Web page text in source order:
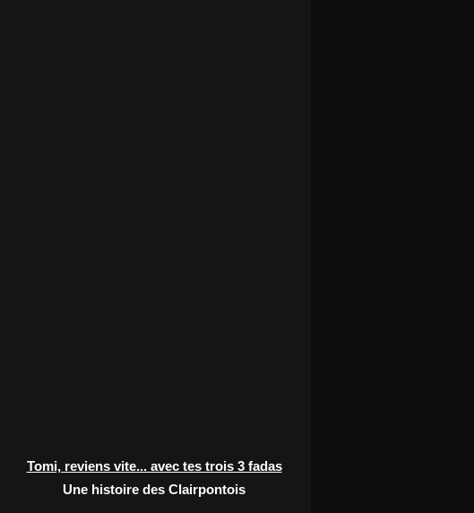
Tomi, reviens vite... avec tes trois 3 fadas
Une histoire des Clairpontois